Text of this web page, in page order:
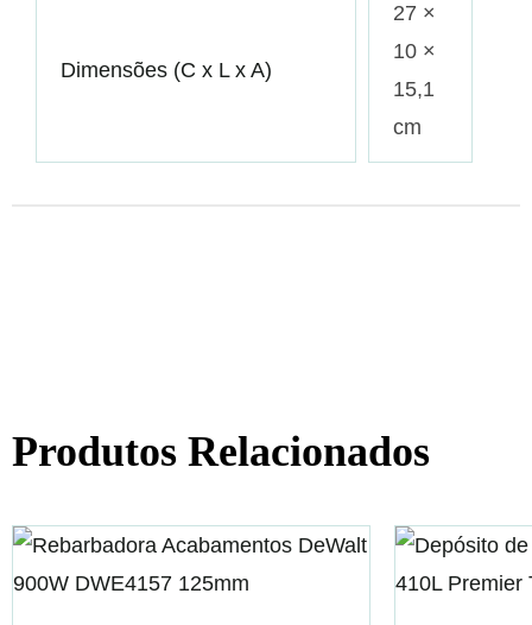
Dimensões (C x L x A)
27 ×
10 ×
15,1
cm
Produtos Relacionados